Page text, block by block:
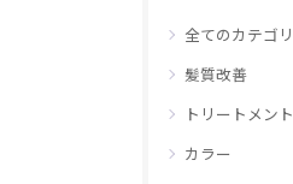
全てのカテゴ
髪質改善
トリートメント
カラー